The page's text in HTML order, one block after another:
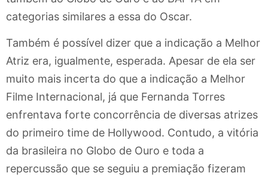
categorias similares a essa do Oscar.
Também é possível dizer que a indicação a Melhor
Atriz era, igualmente, esperada. Apesar de ela ser
muito mais incerta do que a indicação a Melhor
Filme Internacional, já que Fernanda Torres
enfrentava forte concorrência de diversas atrizes
do primeiro time de Hollywood. Contudo, a vitória
da brasileira no Globo de Ouro e toda a
repercussão que se seguiu a premiação fizeram